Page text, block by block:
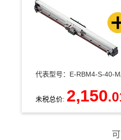
代表型号： E-RBM4-S-40-
未税总价: 2,150